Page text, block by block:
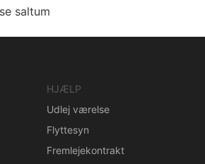
saltum
HJÆLP
Udlej værelse
Flyttesyn
Fremlejekontrakt